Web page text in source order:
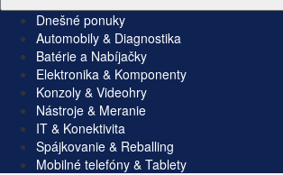
Dnešné ponuky
Automobily & Diagnostika
Batérie a Nabíjačky
Elektronika & Komponenty
Konzoly & Videohry
Nástroje & Meranie
IT & Konektivita
Spájkovanie & Reballing
Mobilné telefóny & Tablety